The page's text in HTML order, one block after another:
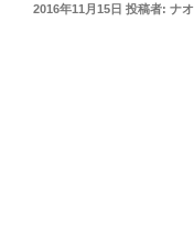
投
2016年11月15日 投稿者: ナオ